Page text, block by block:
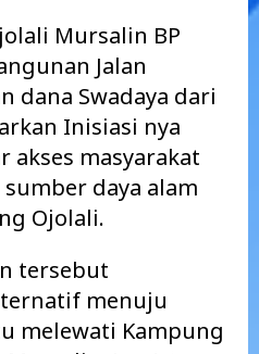
Mursalin BP
Jalan
dana Swadaya dari
Inisiasi nya
akses masyarakat
daya alam
Ojolali.
tersebut
menuju
melewati Kampung